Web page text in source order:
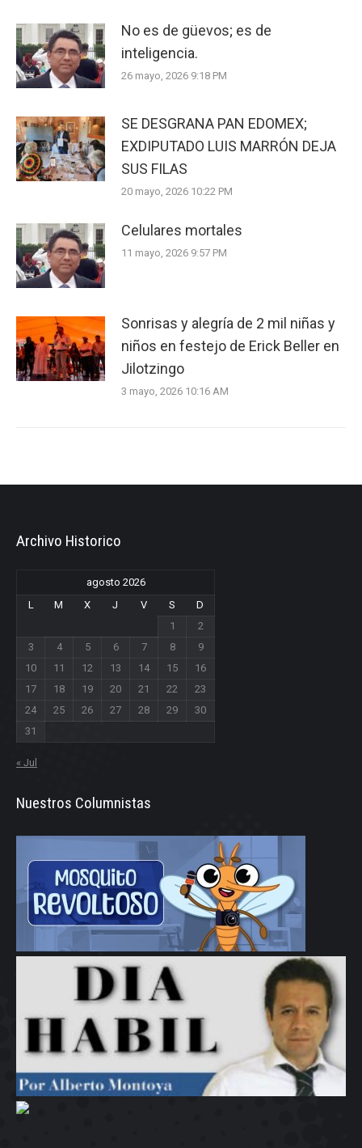
No es de güevos; es de
inteligencia.
26 mayo, 2026 9:18 PM
SE DESGRANA PAN EDOMEX;
EXDIPUTADO LUIS MARRÓN DEJA
SUS FILAS
20 mayo, 2026 10:22 PM
Celulares mortales
11 mayo, 2026 9:57 PM
Sonrisas y alegría de 2 mil niñas y
niños en festejo de Erick Beller en
Jilotzingo
3 mayo, 2026 10:16 AM
Archivo Historico
agosto 2026
L
M X J V S
D
1
2
3
4 5 6 7 8
9
10
11 12 13 14 15
16
17
18 19 20 21 22
23
24
25 26 27 28 29
30
31
« Jul
Nuestros Columnistas